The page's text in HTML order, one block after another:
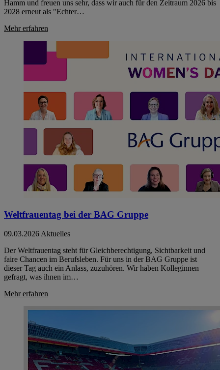
Hamm und freuen uns sehr, dass wir auch für den Zeitraum 2026 bis
2028 erneut als "Echter…
Mehr erfahren
Weltfrauentag bei der BAG Gruppe
09.03.2026 Aktuelles
Der Weltfrauentag steht für Gleichberechtigung, Sichtbarkeit und
faire Chancen im Berufsleben. Für uns in der BAG Gruppe ist
dieser Tag auch ein Anlass, zuzuhören. Wir haben Kolleginnen
gefragt, was ihnen im…
Mehr erfahren